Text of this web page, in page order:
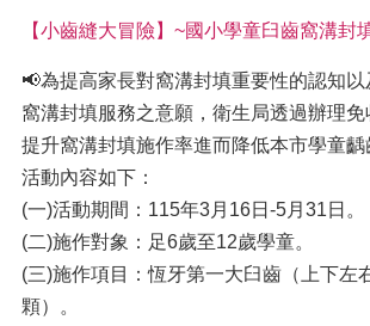
【小齒縫大冒險】~國小學童臼齒窩溝封
📢為提高家長對窩溝封填重要性的認知
窩溝封填服務之意願，衛生局透過辦理免
提升窩溝封填施作率進而降低本市學童齲
活動內容如下：
(一)活動期間：115年3月16日-5月31日。
(二)施作對象：足6歲至12歲學童。
(三)施作項目：恆牙第一大臼齒（上下左
顆）。